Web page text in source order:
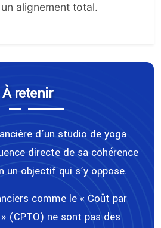
alignement total.
À retenir
d’un studio de yoga
directe de sa cohérence
un objectif qui s’y oppose.
comme le « Coût par
(CPTO) ne sont pas des